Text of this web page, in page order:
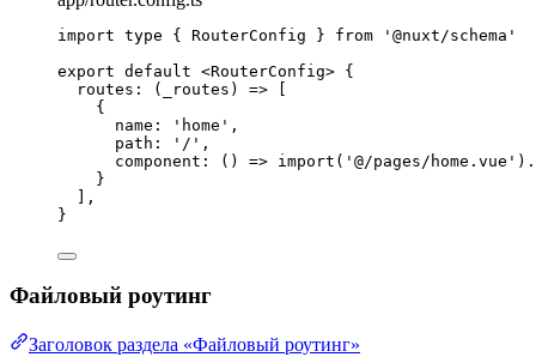
import type { RouterConfig } from ' @nuxt/schema '
export default <RouterConfig> {
routes : ( _routes ) =>
{
name:
' home ' ,
path:
' / ' ,
component : () => import ( ' @/pages/home.vue ' ) .
}
],
}
Файловый роутинг
Заголовок раздела «Файловый роутинг»